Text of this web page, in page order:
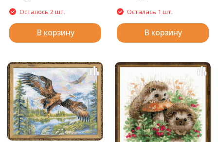
Осталось 2 шт.
В корзину
Осталась 1 шт.
В корзину